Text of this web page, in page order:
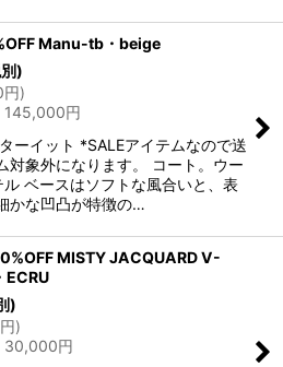
Manu-tb・beige
)
円)
145,000円
ーイット *SALEアイテムなので送
対象外になります。 コート。ウー
ベースはソフトな風合いと、表
かな凹凸が特徴の…
MISTY JACQUARD V-
ECRU
)
円)
30,000円